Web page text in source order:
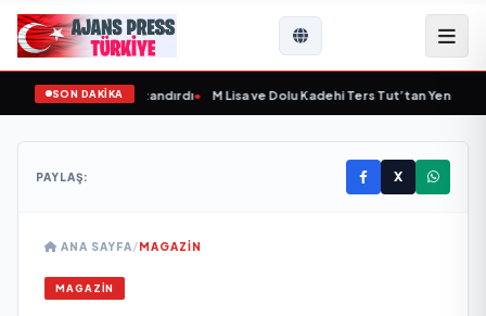
SON DAKİKA
Yeni Bir Marka Kazandırdı• M Lisa ve Dolu Kadehi Ters Tut’tan Yeni İş
PAYLAŞ: X
ANA SAYFA/MAGAZİN
MAGAZİN